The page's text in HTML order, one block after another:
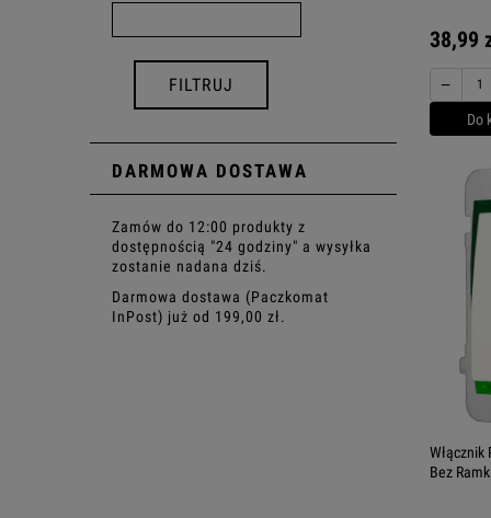
FILTRUJ
DARMOWA DOSTAWA
Zamów do 12:00 produkty z
dostępnością "24 godziny" a wysyłka
zostanie nadana dziś.
Darmowa dostawa (Paczkomat
InPost) już od 199,00 zł.
38,99
−
Do
Bez